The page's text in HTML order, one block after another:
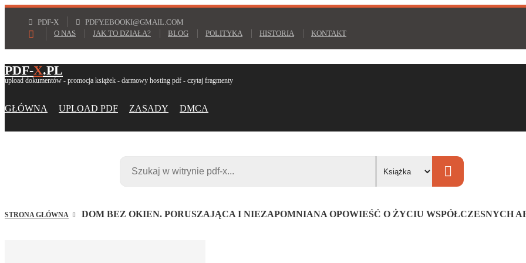
PDF-X
PDFY.EBOOKI@GMAIL.COM
O NAS
JAK TO DZIAŁA? BLOG POLITYKA HISTORIA KONTAKT
PDF-X.PL
upload dokumentów - promocja książek - darmowy hosting pdf - czytaj fragmenty
GŁÓWNA UPLOAD PDF ZASADY DMCA
STRONA GŁÓWNA DOM BEZ OKIEN. PORUSZAJĄCA I NIEZAPOMNIANA OPOWIEŚĆ O ŻYCIU WSPÓŁCZESNYCH